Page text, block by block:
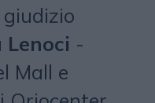
Lenoci -
Mall e